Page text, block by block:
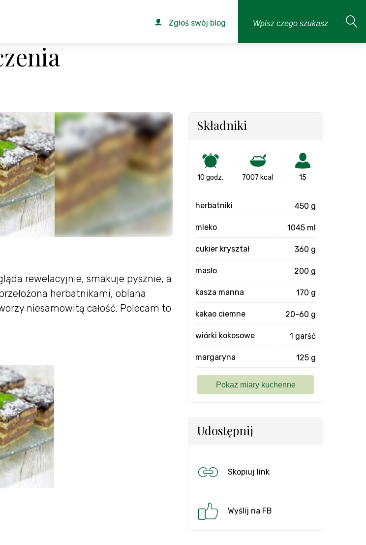
Zgłoś swój blog
rewelacyjnie, smakuje pysznie, a
herbatnikami, oblana
niesamowitą całość. Polecam to
Składniki
10 godz. 7007 kcal 15
herbatniki 450 g
mleko 1045 ml
cukier kryształ 360 g
masło 200 g
kasza manna 170 g
kakao ciemne 20-60 g
wiórki kokosowe 1 garść
margaryna 125 g
Udostępnij
Skopiuj link
Wyślij na FB